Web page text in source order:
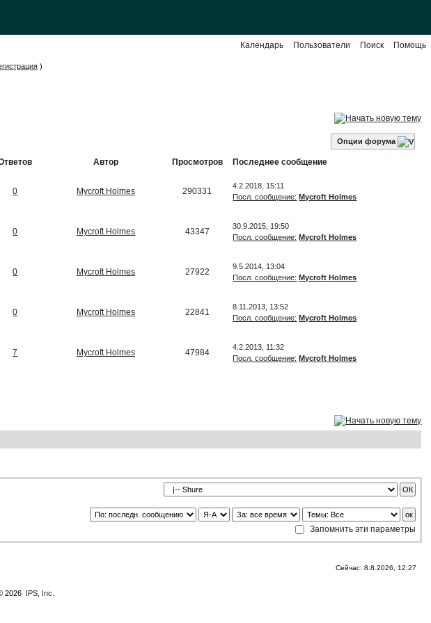
Помощь
Поиск
Пользователи
Календарь
)
Опции форума
Автор Просмотров Последнее сообщение
0 Mycroft Holmes 290331
4.2.2018, 15:11
Посл. сообщение: Mycroft Holmes
0 Mycroft Holmes 43347
30.9.2015, 19:50
Посл. сообщение: Mycroft Holmes
0 Mycroft Holmes 27922
9.5.2014, 13:04
Посл. сообщение: Mycroft Holmes
0 Mycroft Holmes 22841
8.11.2013, 13:52
Посл. сообщение: Mycroft Holmes
7 Mycroft Holmes 47984
4.2.2013, 11:32
Посл. сообщение: Mycroft Holmes
Запомнить эти параметры
Сейчас: 8.8.2026, 12:27
2026 IPS, Inc